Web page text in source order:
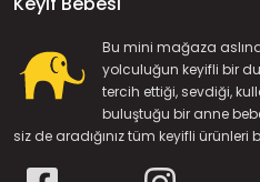
Bu mini mağaza
yolculuğun keyifli bir
tercih ettiği, sevdiği,
buluştuğu bir anne
siz de aradığınız tüm keyifli ürünleri